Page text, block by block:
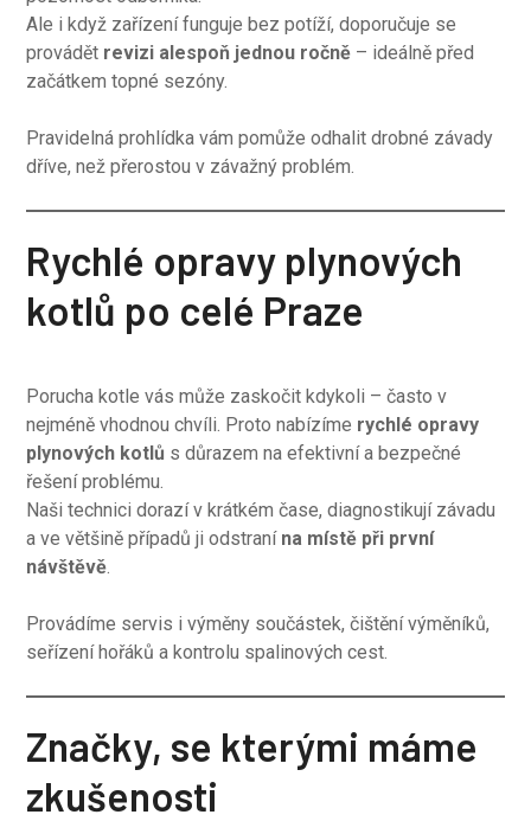
Ale i když zařízení funguje bez potíží, doporučuje se
provádět revizi alespoň jednou ročně – ideálně před
začátkem topné sezóny.
Pravidelná prohlídka vám pomůže odhalit drobné závady
dříve, než přerostou v závažný problém.
Rychlé opravy plynových
kotlů po celé Praze
Porucha kotle vás může zaskočit kdykoli – často v
nejméně vhodnou chvíli. Proto nabízíme rychlé opravy
plynových kotlů s důrazem na efektivní a bezpečné
řešení problému.
Naši technici dorazí v krátkém čase, diagnostikují závadu
a ve většině případů ji odstraní na místě při první
návštěvě.
Provádíme servis i výměny součástek, čištění výměníků,
seřízení hořáků a kontrolu spalinových cest.
Značky, se kterými máme
zkušenosti